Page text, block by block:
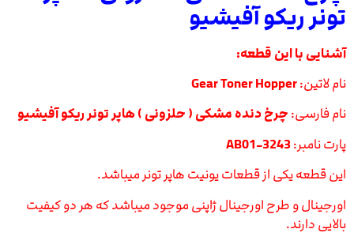
تونر ریکو آفیشیو
آشنایی با این قطعه:
نام لاتین:Gear Toner Hopper
نام فارسی: چرخ دنده مشکی ( حلزونی ) هاپر تونر ریکو آفیشیو
پارت نامبر:
این قطعه یکی از قطعات یونیت هاپر تونر میباشد.
اورجینال و طرح اورجینال ژاپنی موجود میباشد که هر دو کیفیت
بالایی دارند.